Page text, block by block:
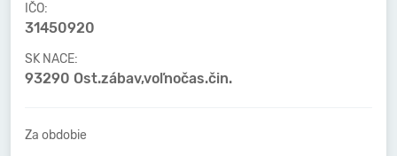
IČO:
31450920
SK NACE:
93290 Ost.zábav,voľnočas.čin.
Za obdobie